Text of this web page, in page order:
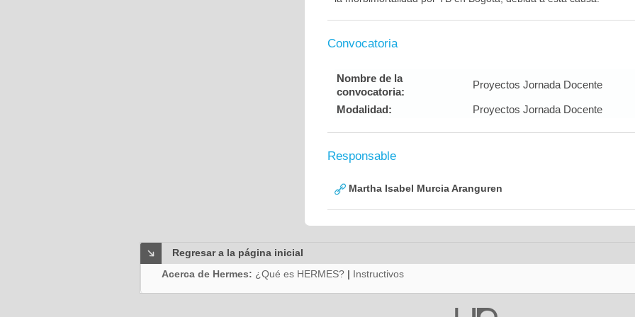
Convocatoria
Nombre de la
convocatoria:
Proyectos Jornada Docente
Modalidad: Proyectos Jornada Docente
Responsable
Martha Isabel Murcia Aranguren
Regresar a la página inicial
Acerca de Hermes: ¿Qué es HERMES? | Instructivos